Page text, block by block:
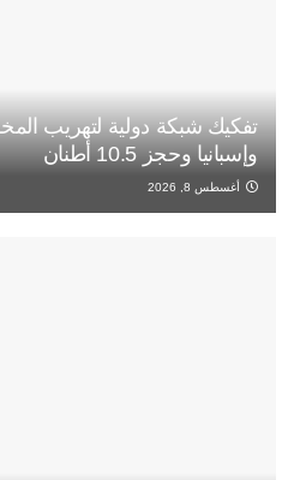
تفكيك شبكة دولية لتهريب
وإسبانيا وحجز 10.5 أطنان
أغسطس 8, 2026